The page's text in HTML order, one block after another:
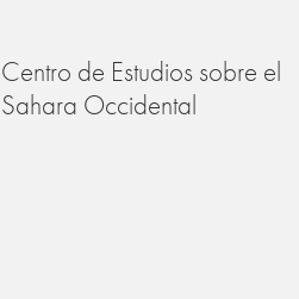
Centro de Estudios sobre el
Sahara Occidental